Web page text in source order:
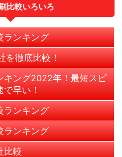
比較いろいろ
ランキング
を徹底比較！
キング2022年！最短スピ
早い！
ランキング
ランキング
比較